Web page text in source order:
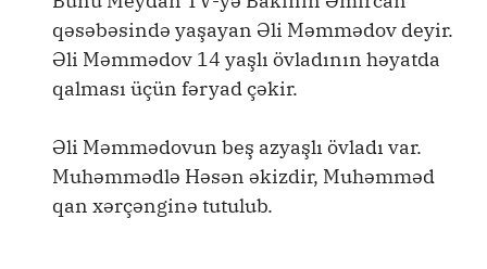
qəsəbəsində yaşayan Əli Məmmədov deyir.
Əli Məmmədov 14 yaşlı övladının həyatda
qalması üçün fəryad çəkir.
Əli Məmmədovun beş azyaşlı övladı var.
Muhəmmədlə Həsən əkizdir, Muhəmməd
qan xərçənginə tutulub.